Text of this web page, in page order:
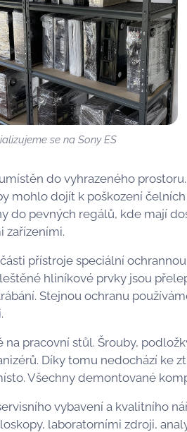
se na Sony ES
do vyhrazeného
mohlo dojít k poškození
do pevných regálů, kde mají
zařízeními.
přístroje speciální
hliníkové prvky jsou
Stejnou ochranu
pracovní stůl. Šrouby,
Díky tomu nedochází ke
Všechny demontované
vybavení a kvalitního
laboratorními zdroji,